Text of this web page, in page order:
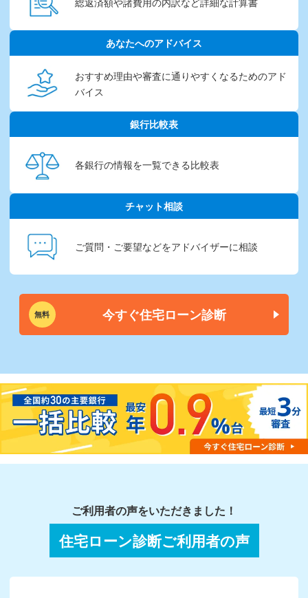
あなたへのアドバイス
おすすめ理由や審査に通りやすくなるためのアド
バイス
銀行比較表
各銀行の情報を一覧できる比較表
チャット相談
ご質問・ご要望などをアドバイザーに相談
無料 今すぐ住宅ローン診断
ご利用者の声をいただきました！
住宅ローン診断ご利用者の声